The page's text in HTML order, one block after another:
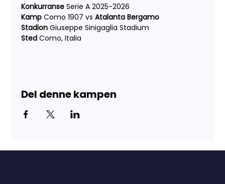
Konkurranse Serie A 2025-2026
Kamp Como 1907 vs Atalanta Bergamo
Stadion Giuseppe Sinigaglia Stadium
Sted Como, Italia
Del denne kampen